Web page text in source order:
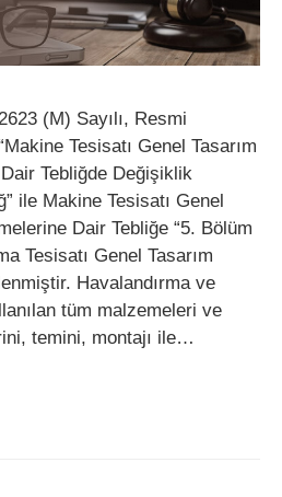
(M) Sayılı, Resmi
Tesisatı Genel Tasarım
Tebliğde Değişiklik
ile Makine Tesisatı Genel
Dair Tebliğe “5. Bölüm
Tesisatı Genel Tasarım
Havalandırma ve
tüm malzemeleri ve
temini, montajı ile…